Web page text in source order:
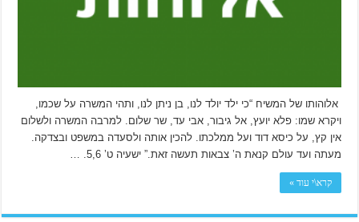
אלוהותו של המשיח “כי ילד יולד לנו, בן ניתן לנו, ותהי המשרה על שכמו,
ויקרא שמו: פלא יועץ, אל גיבור, אבי עד, שר שלום. למרבה המשרה ולשלום
אין קץ, על כיסא דוד ועל ממלכתו. להכין אותה ולסעדה במשפט ובצדקה.
מעתה ועד עולם קנאת ה’ צבאות תעשה זאת.” ישעיה ט’ 5,6. …
קרא\י עוד »